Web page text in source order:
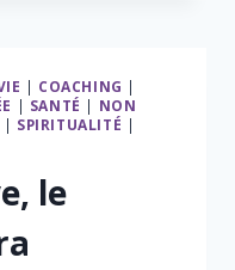
| COACHING |
| SANTÉ | NON
| SPIRITUALITÉ |
le